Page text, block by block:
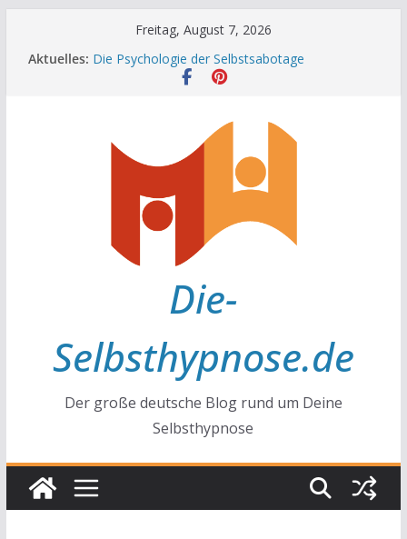
Freitag, August 7, 2026
Aktuelles: Die Psychologie der Selbstsabotage
Die Wissenschaft hinter Neugier und Kreativität
Die Wissenschaft der Gewohnheiten
Achtsamkeit im Alltag
Die-
Selbsthypnose.de
Der große deutsche Blog rund um Deine
Selbsthypnose